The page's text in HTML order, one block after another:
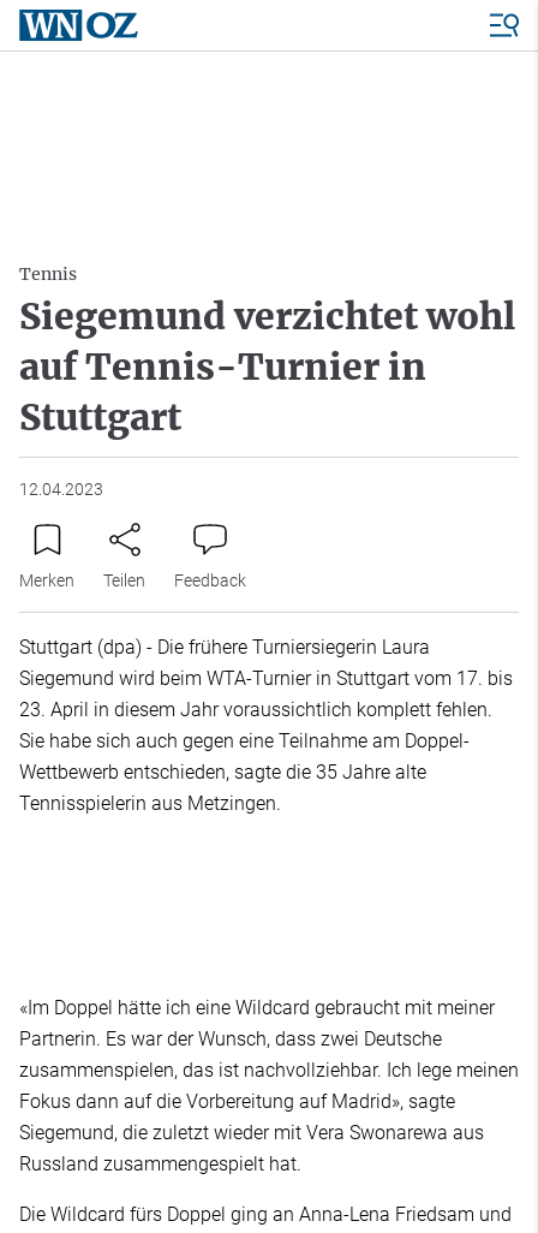
Tennis
Siegemund verzichtet wohl
auf Tennis-Turnier in
Stuttgart
12.04.2023
Merken Teilen Feedback
Stuttgart (dpa) - Die frühere Turniersiegerin Laura
Siegemund wird beim WTA-Turnier in Stuttgart vom 17. bis
23. April in diesem Jahr voraussichtlich komplett fehlen.
Sie habe sich auch gegen eine Teilnahme am Doppel-
Wettbewerb entschieden, sagte die 35 Jahre alte
Tennisspielerin aus Metzingen.
«Im Doppel hätte ich eine Wildcard gebraucht mit meiner
Partnerin. Es war der Wunsch, dass zwei Deutsche
zusammenspielen, das ist nachvollziehbar. Ich lege meinen
Fokus dann auf die Vorbereitung auf Madrid», sagte
Siegemund, die zuletzt wieder mit Vera Swonarewa aus
Russland zusammengespielt hat.
Die Wildcard fürs Doppel ging an Anna-Lena Friedsam und